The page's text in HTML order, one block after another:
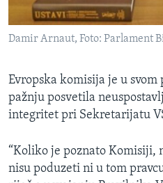
Damir Arnaut, Foto: Parlament
Evropska komisija je u svom
pažnju posvetila
integritet pri Sekretarijatu
“Koliko je poznato
nisu poduzeti ni u tom